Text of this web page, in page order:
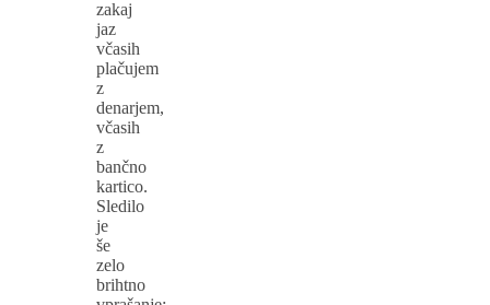
zakaj
jaz
včasih
plačujem
z
denarjem,
včasih
z
bančno
kartico.
Sledilo
je
še
zelo
brihtno